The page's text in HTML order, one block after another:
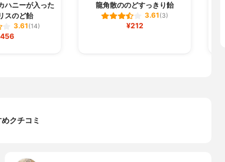
ハニーが入った
スのど飴
3.61(14)
龍角散ののどすっきり飴
3.61(3)
¥212
クチコミ